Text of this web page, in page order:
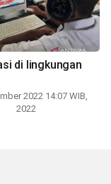
di lingkungan
2022 14:07 WIB,
2022